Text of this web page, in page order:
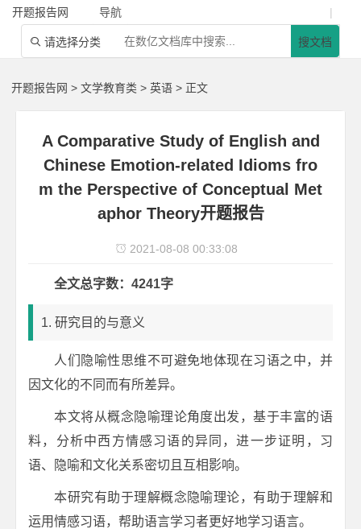
开题报告网 导航 |
 请选择分类 搜文档
开题报告网 >文学教育类 >英语 > 正文
A Comparative Study of English and
Chinese Emotion-related Idioms fro
m the Perspective of Conceptual Met
aphor Theory开题报告
 2021-08-08 00:33:08
全文总字数：4241字
1. 研究目的与意义
人们隐喻性思维不可避免地体现在习语之中，并
因文化的不同而有所差异。
本文将从概念隐喻理论角度出发，基于丰富的语
料，分析中西方情感习语的异同，进一步证明，习
语、隐喻和文化关系密切且互相影响。
本研究有助于理解概念隐喻理论，有助于理解和
运用情感习语，帮助语言学习者更好地学习语言。